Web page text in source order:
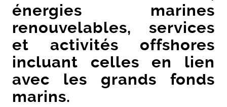
énergies marines
renouvelables, services
et activités offshores
incluant celles en lien
avec les grands fonds
marins.